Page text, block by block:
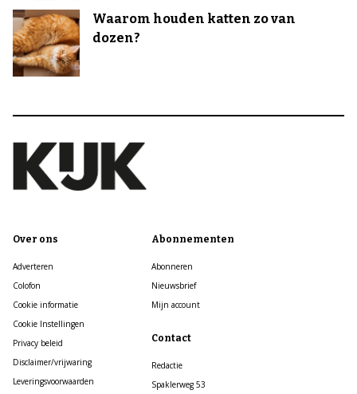
Waarom houden katten zo van
dozen?
Over ons
Adverteren
Colofon
Cookie informatie
Cookie Instellingen
Privacy beleid
Disclaimer/vrijwaring
Leveringsvoorwaarden
Abonnementen
Abonneren
Nieuwsbrief
Mijn account
Contact
Redactie
Spaklerweg 53